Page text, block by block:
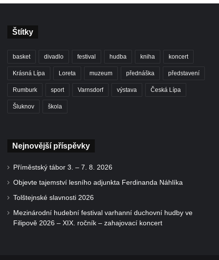
Štítky
basket divadlo festival hudba kniha koncert
Krásná Lípa Loreta muzeum přednáška představení
Rumburk sport Varnsdorf výstava Česká Lípa
Šluknov škola
Nejnovější příspěvky
Příměstský tábor 3. – 7. 8. 2026
Objevte tajemství lesního adjunkta Ferdinanda Náhlíka
Tolštejnské slavnosti 2026
Mezinárodní hudební festival varhanní duchovní hudby ve
Filipově 2026 – XIX. ročník – zahajovací koncert